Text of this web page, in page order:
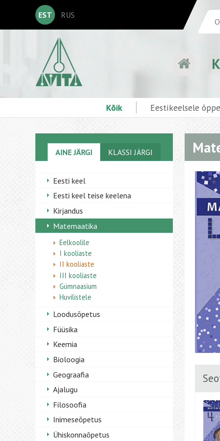
EST RUS
Kõik Eestikeelsele
AINE JÄRGI KLASSI JÄRGI
Eesti keel
Eesti keel teise keelena
Kirjandus
Matemaatika
Eelkoolile
I kooliaste
II kooliaste
III kooliaste
Gümnaasium
Huvilistele
Loodusõpetus
Füüsika
Keemia
Bioloogia
Geograafia
Ajalugu
Filosoofia
Inimeseõpetus
Ühiskonnaõpetus